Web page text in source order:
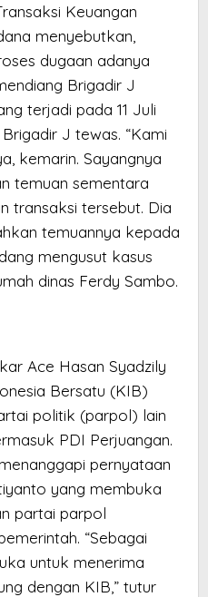
Keuangan
menyebutkan,
dugaan adanya
Brigadir J
terjadi pada 11 Juli
J tewas. “Kami
kemarin. Sayangnya
temuan sementara
transaksi tersebut. Dia
temuannya kepada
mengusut kasus
dinas Ferdy Sambo.
Ace Hasan Syadzily
Bersatu (KIB)
politik (parpol) lain
PDI Perjuangan.
pernyataan
yang membuka
partai parpol
“Sebagai
untuk menerima
dengan KIB,” tutur